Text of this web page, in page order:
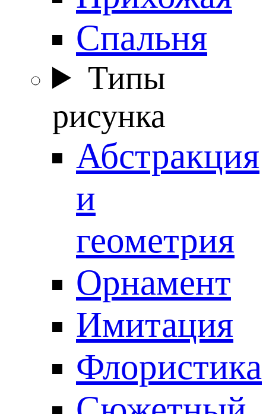
Спальня
Типы
рисунка
Абстракция
и
геометрия
Орнамент
Имитация
Флористика